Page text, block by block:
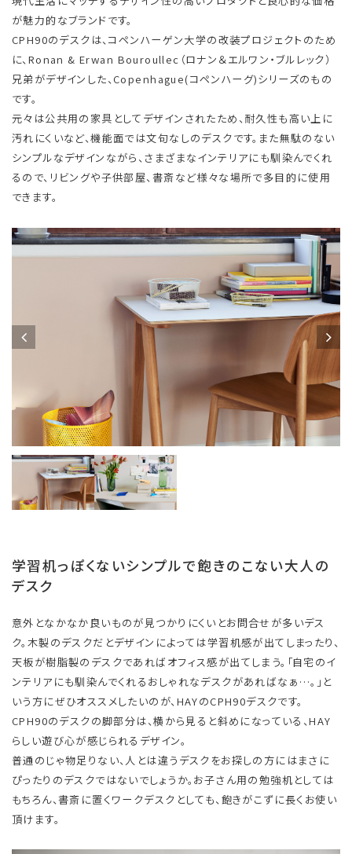
が魅力的なブランドです。
CPH90のデスクは、コペンハーゲン大学の改装プロジェクトのため
に、Ronan & Erwan Bouroullec（ロナン＆エルワン・ブルレック）
兄弟がデザインした、Copenhague(コペンハーグ)シリーズのもの
です。
元々は公共用の家具としてデザインされたため、耐久性も高い上に
汚れにくいなど、機能面では文句なしのデスクです。また無駄のない
シンプルなデザインながら、さまざまなインテリアにも馴染んでくれ
るので、リビングや子供部屋、書斎など様々な場所で多目的に使用
できます。
学習机っぽくないシンプルで飽きのこない大人の
デスク
意外となかなか良いものが見つかりにくいとお問合せが多いデス
ク。木製のデスクだとデザインによっては学習机感が出てしまったり、
天板が樹脂製のデスクであればオフィス感が出てしまう。「自宅のイ
ンテリアにも馴染んでくれるおしゃれなデスクがあればなぁ…。」と
いう方にぜひオススメしたいのが、HAYのCPH90デスクです。
CPH90のデスクの脚部分は、横から見ると斜めになっている、HAY
らしい遊び心が感じられるデザイン。
普通のじゃ物足りない、人とは違うデスクをお探しの方にはまさに
ぴったりのデスクではないでしょうか。お子さん用の勉強机としては
もちろん、書斎に置くワークデスクとしても、飽きがこずに長くお使い
頂けます。